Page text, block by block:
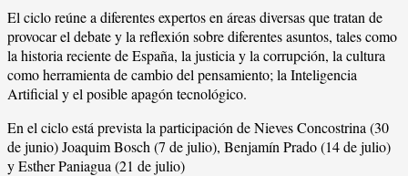
El ciclo reúne a diferentes expertos en áreas diversas que tratan de
provocar el debate y la reflexión sobre diferentes asuntos, tales como
la historia reciente de España, la justicia y la corrupción, la cultura
como herramienta de cambio del pensamiento; la Inteligencia
Artificial y el posible apagón tecnológico.
En el ciclo está prevista la participación de Nieves Concostrina (30
de junio) Joaquim Bosch (7 de julio), Benjamín Prado (14 de julio)
y Esther Paniagua (21 de julio)